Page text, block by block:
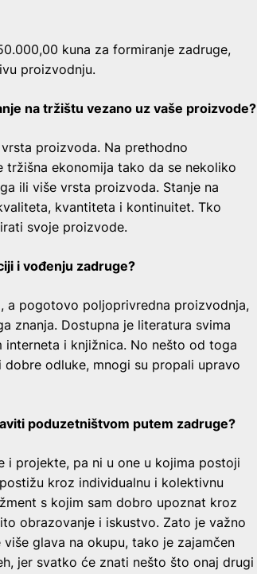
kuna za formiranje zadruge,
proizvodnju.
na tržištu vezano uz vaše proizvode?
proizvoda. Na prethodno
tržišna ekonomija tako da se nekoliko
ili više vrsta proizvoda. Stanje na
kvantiteta i kontinuitet. Tko
svoje proizvode.
i vođenju zadruge?
a pogotovo poljoprivredna proizvodnja,
znanja. Dostupna je literatura svima
i knjižnica. No nešto od toga
odluke, mnogi su propali upravo
poduzetništvom putem zadruge?
i projekte, pa ni u one u kojima postoji
kroz individualnu i kolektivnu
s kojim sam dobro upoznat kroz
obrazovanje i iskustvo. Zato je važno
više glava na okupu, tako je zajamčen
jer svatko će znati nešto što onaj drugi